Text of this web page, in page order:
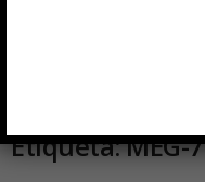
Etiqueta: MEG-